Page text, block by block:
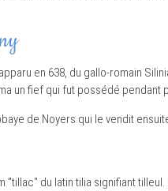
en 638, du gallo-romain
un fief qui fut possédé pendant
de Noyers qui le vendit
"tillac" du latin tilia signifiant